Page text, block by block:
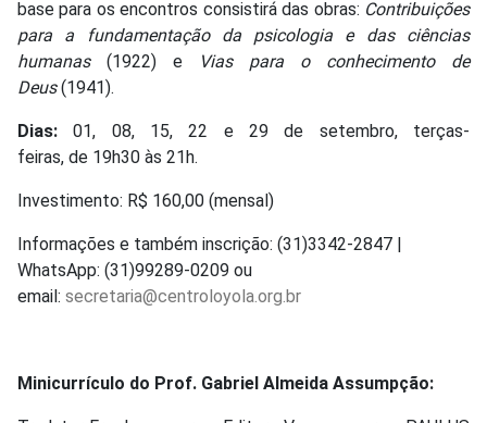
base para os encontros consistirá das obras: Contribuições
para a fundamentação da psicologia e das ciências
humanas (1922) e
Vias para o conhecimento de
Deus(1941).
Dias: 01, 08, 15, 22 e 29 de setembro, terças-
feiras, de 19h30 às 21h.
Investimento: R$ 160,00 (mensal)
Informações e também inscrição: (31)3342-2847 |
WhatsApp: (31)99289-0209 ou
email: secretaria@centroloyola.org.br
Minicurrículo do Prof. Gabriel Almeida Assumpção: